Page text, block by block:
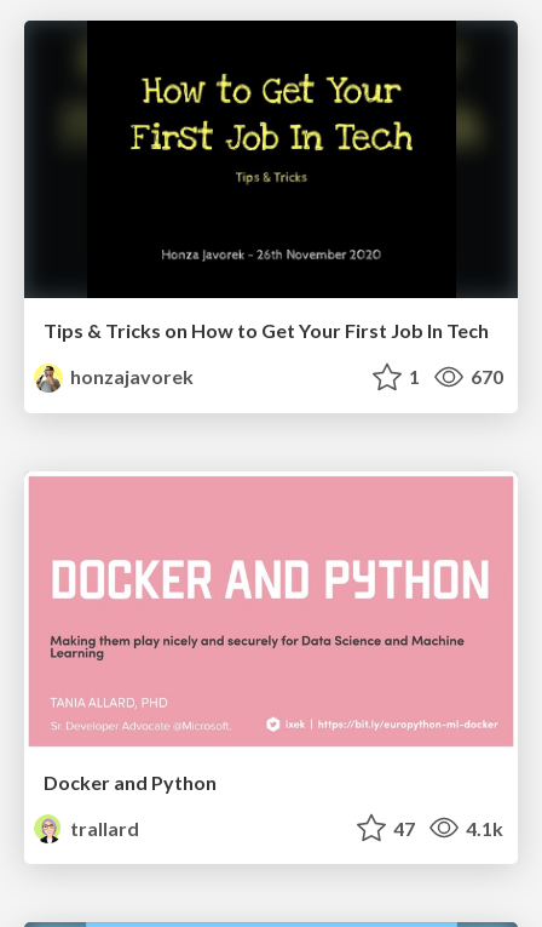
Tips & Tricks on How to Get Your First Job In Tech
honzajavorek
1 670
Docker and Python
trallard
47 4.1k